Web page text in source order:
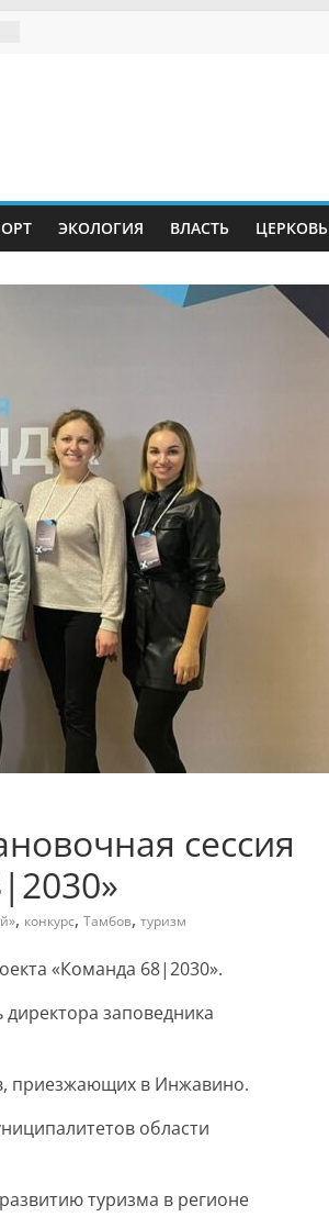
ЭКОЛОГИЯ ВЛАСТЬ ЦЕРКОВЬ
сессия
, конкурс, Тамбов, туризм
«Команда 68|2030».
заповедника
приезжающих в Инжавино.
области
туризма в регионе